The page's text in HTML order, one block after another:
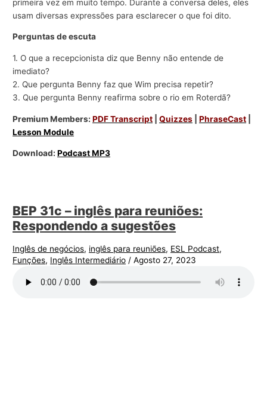
primeira vez em muito tempo. Durante a conversa deles, eles
usam diversas expressões para esclarecer o que foi dito.
Perguntas de escuta
1. O que a recepcionista diz que Benny não entende de
imediato?
2. Que pergunta Benny faz que Wim precisa repetir?
3. Que pergunta Benny reafirma sobre o rio em Roterdã?
Premium Members:PDF Transcript |Quizzes |PhraseCast
Lesson Module
Download:Podcast MP3
BEP 31c – inglês para reuniões:
Respondendo a sugestões
Inglês de negócios, inglês para reuniões, ESL Podcast,
Funções, Inglês Intermediário /Agosto 27, 2023